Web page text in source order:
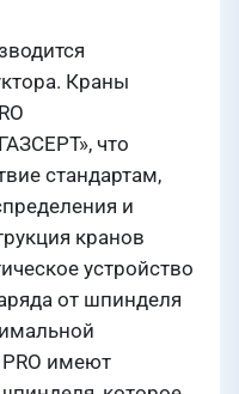
Краны
что
стандартам,
и
кранов
устройство
от шпинделя
имеют